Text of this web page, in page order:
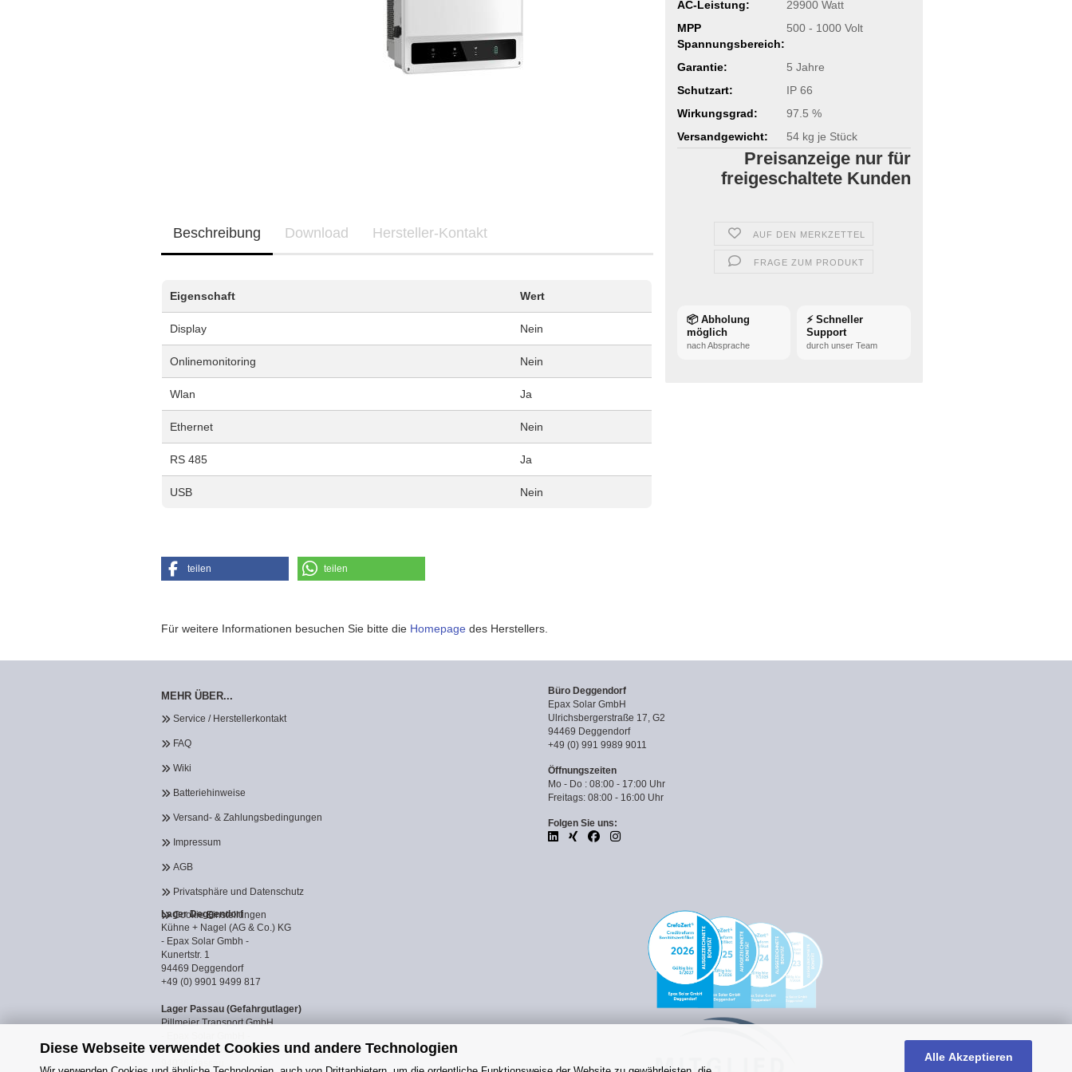
Diese Webseite verwendet Cookies und andere Technologien
Alle Akzeptieren
AC-Leistung:
29900 Watt
MPP
Spannungsbereich:
500 - 1000 Volt
Garantie:
5 Jahre
Schutzart:
IP 66
Wirkungsgrad:
97.5 %
Versandgewicht:
54kg je Stück
Preisanzeige nur für
freigeschaltete Kunden
AUF DEN MERKZETTEL
FRAGE ZUM PRODUKT
📦 Abholung
möglich
nach Absprache
⚡ Schneller
Support
durch unser Team
Beschreibung Download Hersteller-Kontakt
Eigenschaft Wert
Display Nein
Onlinemonitoring Nein
Wlan Ja
Ethernet Nein
RS 485 Ja
USB Nein
teilen teilen
Für weitere Informationen besuchen Sie bitte die Homepage des Herstellers.
MEHR ÜBER...
Service / Herstellerkontakt
FAQ
Wiki
Batteriehinweise
Versand- & Zahlungsbedingungen
Impressum
AGB
Privatsphäre und Datenschutz
Cookie Einstellungen
Büro Deggendorf
Epax Solar GmbH
Ulrichsbergerstraße 17, G2
94469 Deggendorf
+49 (0) 991 9989 9011
Öffnungszeiten
Mo - Do : 08:00 - 17:00 Uhr
Freitags: 08:00 - 16:00 Uhr
Folgen Sie uns:
Lager Deggendorf
Kühne + Nagel (AG & Co.) KG
- Epax Solar Gmbh -
Kunertstr. 1
94469 Deggendorf
+49 (0) 9901 9499 817
Lager Passau (Gefahrgutlager)
Pillmeier Transport GmbH
Industriestraße 14a